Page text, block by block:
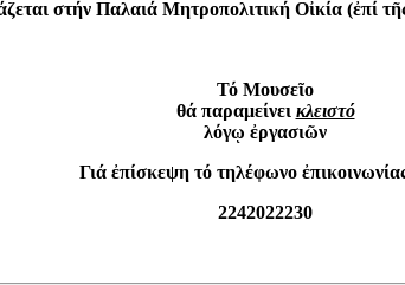
στήν Παλαιά Μητροπολιτική Οἰκία (ἐπί
Τό Μουσεῖο
θά παραμείνει κλειστό
λόγῳ ἐργασιῶν
Γιά ἐπίσκεψη τό τηλέφωνο ἐπικοινωνίας
2242022230